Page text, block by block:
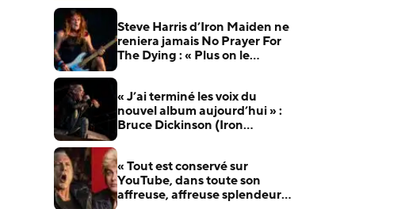
Steve Harris d’Iron Maiden ne
reniera jamais No Prayer For
The Dying : « Plus on le
« J’ai terminé les voix du
nouvel album aujourd’hui » :
Bruce Dickinson (Iron
arrivent bientôt
« Tout est conservé sur
YouTube, dans toute son
affreuse, affreuse splendeur »